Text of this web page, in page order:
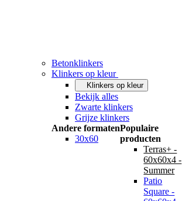
Betonklinkers
Klinkers op kleur
Klinkers op kleur
Bekijk alles
Zwarte klinkers
Grijze klinkers
Andere formaten
30x60
Populaire
producten
Terras+ -
60x60x4 -
Summer
Patio
Square -